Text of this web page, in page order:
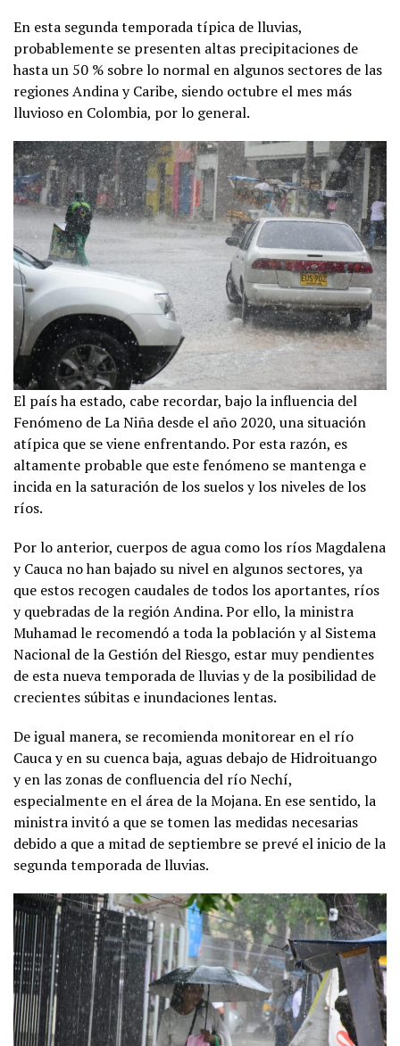
En esta segunda temporada típica de lluvias,
probablemente se presenten altas precipitaciones de
hasta un 50 % sobre lo normal en algunos sectores de las
regiones Andina y Caribe, siendo octubre el mes más
lluvioso en Colombia, por lo general.
El país ha estado, cabe recordar, bajo la influencia del
Fenómeno de La Niña desde el año 2020, una situación
atípica que se viene enfrentando. Por esta razón, es
altamente probable que este fenómeno se mantenga e
incida en la saturación de los suelos y los niveles de los
ríos.
Por lo anterior, cuerpos de agua como los ríos Magdalena
y Cauca no han bajado su nivel en algunos sectores, ya
que estos recogen caudales de todos los aportantes, ríos
y quebradas de la región Andina. Por ello, la ministra
Muhamad le recomendó a toda la población y al Sistema
Nacional de la Gestión del Riesgo, estar muy pendientes
de esta nueva temporada de lluvias y de la posibilidad de
crecientes súbitas e inundaciones lentas.
De igual manera, se recomienda monitorear en el río
Cauca y en su cuenca baja, aguas debajo de Hidroituango
y en las zonas de confluencia del río Nechí,
especialmente en el área de la Mojana. En ese sentido, la
ministra invitó a que se tomen las medidas necesarias
debido a que a mitad de septiembre se prevé el inicio de la
segunda temporada de lluvias.